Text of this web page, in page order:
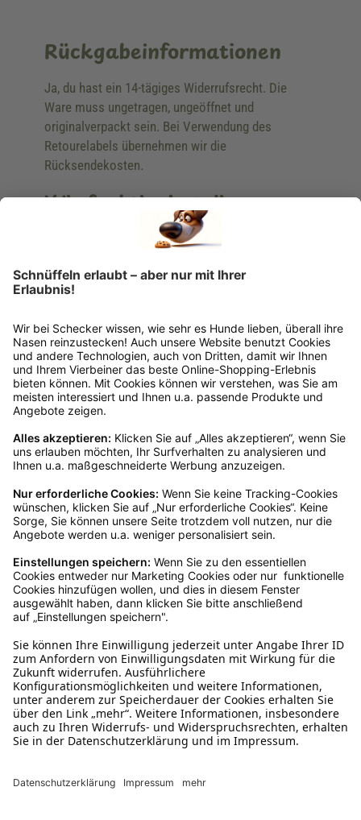
Rückgabeinformationen
Ja, du hast ein 14-tägiges Widerrufsrecht. Die
Ware muss ungetragen, ungeöffnet und
originalverpackt sein. Bei Verwendung des
Retourelabels übernehmen wir die
Rücksendekosten.
Wie funktioniert die
Rücksendung?
Bitte fülle das Rücksendeformular aus. Dieses
findest du online. Verpacke die Artikel
Rücksendeetikett auf das Paket. Dieses kannst du
dir in deinem Kundenkonto anfordern. Hast du als
Gast bestellt, schreibe uns eine Email an
verkauf@schecker.de oder rufe zu unseren
Servicezeiten an, dann lassen wir dir ein
Mo – Fr 9 – 17 Uhr, Sa 9 – 13 Uhr
Ruf uns an
Schreibe uns
verkauf@schecker.de
WhatsApp Support